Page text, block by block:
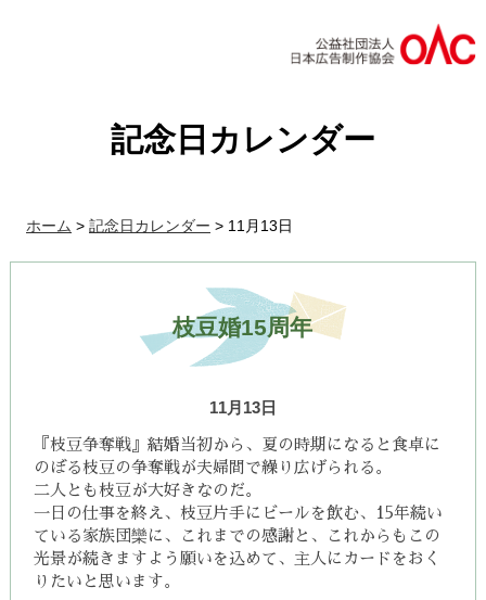
記念日カレンダー
ホーム > 記念日カレンダー > 11月13日
枝豆婚15周年
11月13日
『枝豆争奪戦』結婚当初から、 夏の時期になると食卓に
のぼる枝豆の争奪戦が夫婦間で繰り広げられる。
二人とも枝豆が大好きなのだ。
一日の仕事を終え、枝豆片手にビールを飲む、15年続い
ている家族団欒に、
これまでの感謝と、これからもこの
光景が続きますよう願いを込めて、 主人にカードをおく
りたいと思います。